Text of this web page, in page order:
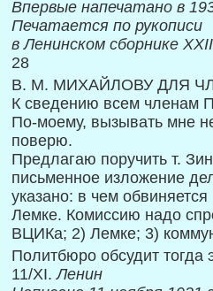
Впервые
Печатается по рукописи
в Ленинском сборнике
28
В. М. МИХАЙЛОВУ ДЛЯ
К сведению всем членам
По-моему, вызывать мне
поверю.
Предлагаю поручить т.
письменное изложение
указано: в чем
Лемке. Комиссию надо
ВЦИКа; 2) Лемке; 3)
Политбюро обсудит тогда
11/ΧΙ.Ленин